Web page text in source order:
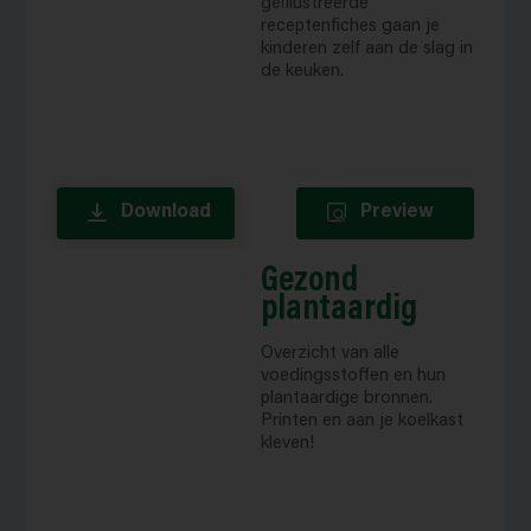
geïllustreerde
receptenfiches gaan je
kinderen zelf aan de slag in
de keuken.
Download Preview
Gezond
plantaardig
Overzicht van alle
voedingsstoffen en hun
plantaardige bronnen.
Printen en aan je koelkast
kleven!